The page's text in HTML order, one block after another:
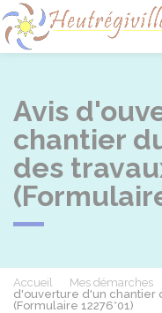
Avis
chantier
des
Accueil Mes démarches
d'ouverture d'un chantier
(Formulaire 12276*01)